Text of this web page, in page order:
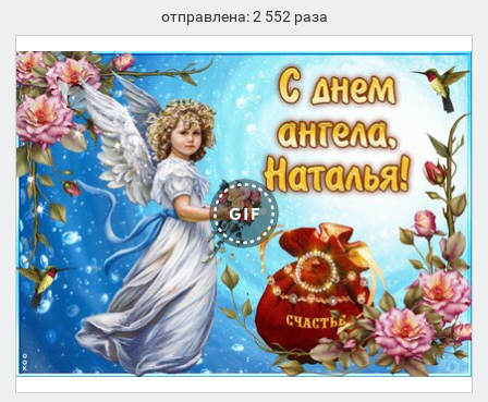
отправлена: 2 552 раза